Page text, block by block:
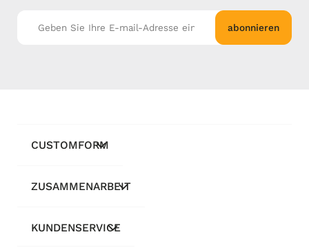
abonnieren
CUSTOMFORM
ZUSAMMENARBEIT
KUNDENSERVICE